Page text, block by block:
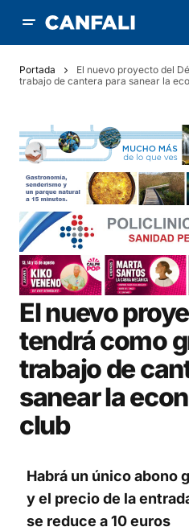
Portada
El nuevo proyecto del
trabajo de cantera para sanear la
El nuevo
tendrá como
trabajo de
sanear la
club
Habrá un único abono
y el precio de la
se reduce a 10 euros